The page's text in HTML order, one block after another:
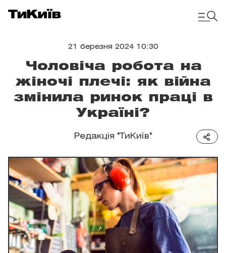
21 березня 2024 10:30
Чоловіча робота на
жіночі плечі: як війна
змінила ринок праці в
Україні?
Редакція "ТиКиїв"